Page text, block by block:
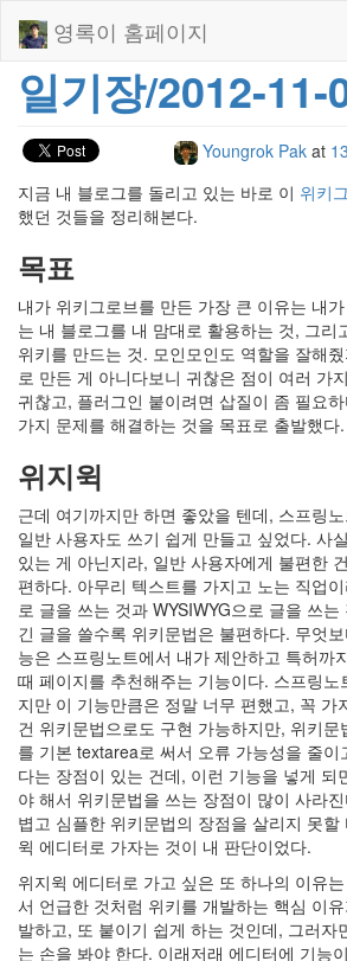
영록이 홈페이지
일기장/2012-11-
Youngrok Pak at
지금 내 블로그를 돌리고 있는 바로 이 위키
했던 것들을 정리해본다.
목표
내가 위키그로브를 만든 가장 큰 이유는 내
는 내 블로그를 내 맘대로 활용하는 것, 그리
위키를 만드는 것. 모인모인도 역할을 잘해
로 만든 게 아니다보니 귀찮은 점이 여러 가
귀찮고, 플러그인 붙이려면 삽질이 좀 필요
가지 문제를 해결하는 것을 목표로 출발했다.
위지윅
근데 여기까지만 하면 좋았을 텐데, 스프링
일반 사용자도 쓰기 쉽게 만들고 싶었다. 사
있는 게 아닌지라, 일반 사용자에게 불편한
편하다. 아무리 텍스트를 가지고 노는 직업
로 글을 쓰는 것과 WYSIWYG으로 글을 쓰
긴 글을 쓸수록 위키문법은 불편하다. 무엇
능은 스프링노트에서 내가 제안하고 특허까
때 페이지를 추천해주는 기능이다. 스프링
지만 이 기능만큼은 정말 너무 편했고, 꼭 가
건 위키문법으로도 구현 가능하지만, 위키문
를 기본 textarea로 써서 오류 가능성을 줄
다는 장점이 있는 건데, 이런 기능을 넣게 되
야 해서 위키문법을 쓰는 장점이 많이 사라
볍고 심플한 위키문법의 장점을 살리지 못할
윅 에디터로 가자는 것이 내 판단이었다.
위지윅 에디터로 가고 싶은 또 하나의 이유
서 언급한 것처럼 위키를 개발하는 핵심 이
발하고, 또 붙이기 쉽게 하는 것인데, 그러자
는 손을 봐야 한다. 이래저래 에디터에 기능